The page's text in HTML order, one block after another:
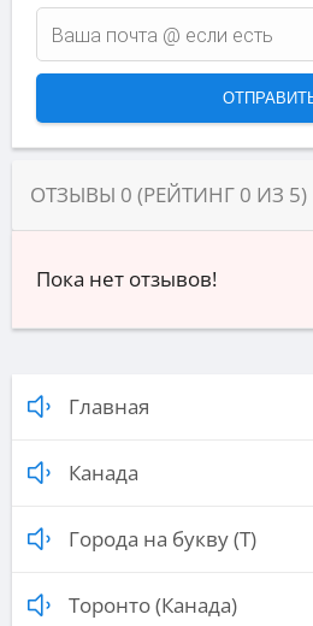
ОТЗЫВЫ 0 (РЕЙТИНГ 0 ИЗ 5)
Пока нет отзывов!
Главная
Канада
Города на букву (Т)
Торонто (Канада)